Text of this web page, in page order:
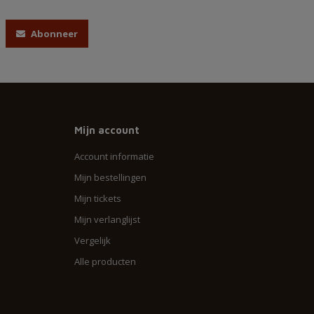
Abonneer
Mijn account
Account informatie
Mijn bestellingen
Mijn tickets
Mijn verlanglijst
Vergelijk
Alle producten